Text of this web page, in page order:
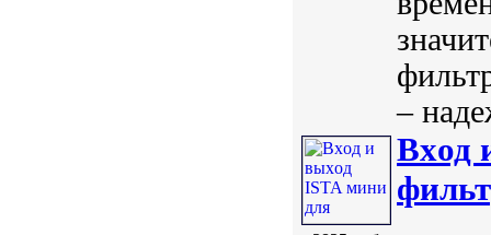
–
Вxод